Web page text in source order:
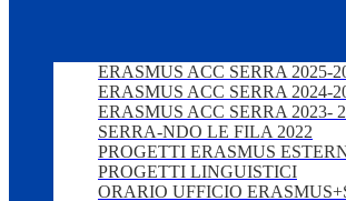
ERASMUS ACC SERRA 2025-
ERASMUS ACC SERRA 2024-
ERASMUS ACC SERRA 2023-
SERRA-NDO LE FILA 2022
PROGETTI ERASMUS
PROGETTI LINGUISTICI
ORARIO UFFICIO